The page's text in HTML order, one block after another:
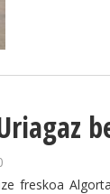
freskoa